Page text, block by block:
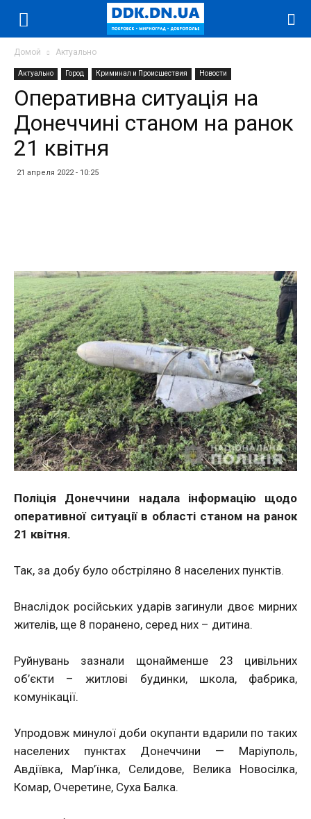
Домой Актуально
Актуально Город Криминал и Происшествия Новости
Оперативна ситуація на
Донеччині станом на ранок
21 квітня
21 апреля 2022 - 10:25
Поліція Донеччини надала інформацію щодо
оперативної ситуації в області станом на ранок
21 квітня.
Так, за добу було обстріляно 8 населених пунктів.
Внаслідок російських ударів загинули двоє мирних
жителів, ще 8 поранено, серед них – дитина.
Руйнувань зазнали щонайменше 23 цивільних
об’єкти – житлові будинки, школа, фабрика,
комунікації.
Упродовж минулої доби окупанти вдарили по таких
населених пунктах Донеччини — Маріуполь,
Авдіївка, Мар’їнка, Селидове, Велика Новосілка,
Комар, Очеретине, Суха Балка.